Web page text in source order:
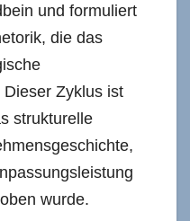
und formuliert
die das
Zyklus ist
strukturelle
wurde.